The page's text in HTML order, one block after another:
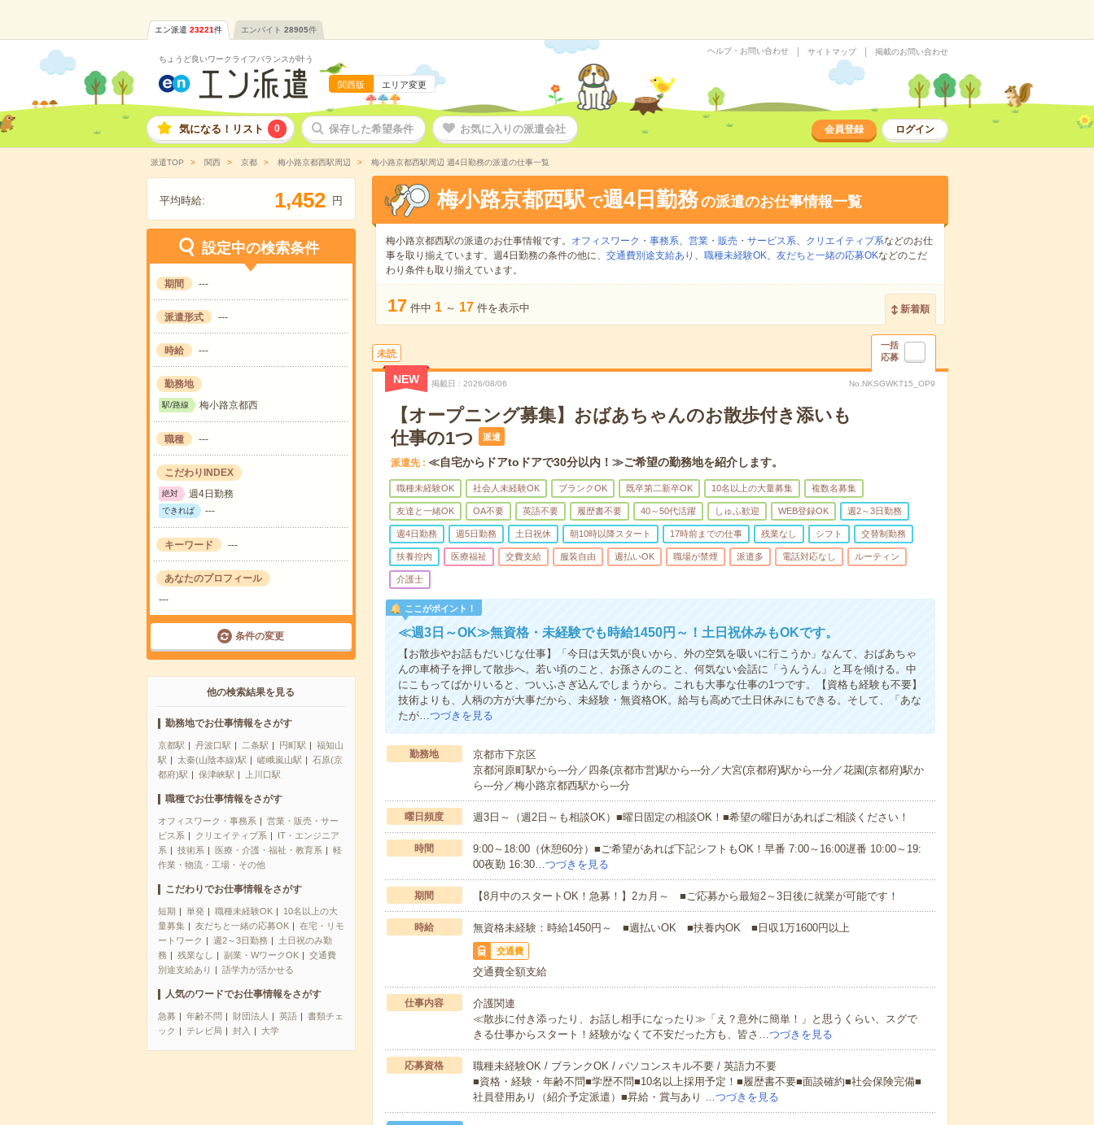
エン派遣 23221件 エンバイト 28905件
ちょうど良いワークライフバランスが叶う
関西版 エリア変更
ヘルプ・お問い合わせ サイトマップ 掲載のお問い合わせ
気になる！リスト 0 保存した希望条件 お気に入りの派遣会社 会員登録 ログイン
派遣TOP 関西 京都 梅小路京都西駅周辺 梅小路京都西駅周辺 週4日勤務の派遣の仕事一覧
平均時給: 1,452 円
設定中の検索条件
期間 ---
派遣形式 ---
時給 ---
勤務地
駅/路線 梅小路京都西
職種 ---
こだわりINDEX
絶対 週4日勤務
できれば ---
キーワード ---
あなたのプロフィール
---
条件の変更
他の検索結果を見る
勤務地でお仕事情報をさがす
京都駅 丹波口駅 二条駅 円町駅
福知山
駅
太秦(山陰本線)駅 嵯峨嵐山駅
石原(京
都府)駅
保津峡駅 上川口駅
職種でお仕事情報をさがす
オフィスワーク・事務系
営業・販売・サー
ビス系
クリエイティブ系
IT・エンジニア
系
技術系 医療・介護・福祉・教育系
軽
作業・物流・工場・その他
こだわりでお仕事情報をさがす
短期 単発 職種未経験OK
10名以上の大
量募集
友だちと一緒の応募OK
在宅・リモ
ートワーク
週2～3日勤務
土日祝のみ勤
務
残業なし 副業・WワークOK
交通費
別途支給あり
語学力が活かせる
人気のワードでお仕事情報をさがす
急募 年齢不問 財団法人 英語
書類チェ
ック
テレビ局 封入 大学
梅小路京都西駅 で週4日勤務の派遣のお仕事情報一覧
梅小路京都西駅の派遣のお仕事情報です。 オフィスワーク・事務系、 営業・販売・サービス系、 クリエイティブ系などのお仕
事を取り揃えています。週4日勤務の条件の他に、 交通費別途支給あり 、 職種未経験OK、 友だちと一緒の応募OKなどのこだ
わり条件も取り揃えています。
17 件中 1 ～ 17 件を表示中 新着順
未読
一括
応募
NEW 掲載日 2026/08/06 No.NKSGWKT15_OP9
【オープニング募集】おばあちゃんのお散歩付き添いも
仕事の1つ
派遣
派遣先 ≪自宅からドアtoドアで30分以内！≫ご希望の勤務地を紹介します。
職種未経験OK 社会人未経験OK ブランクOK 既卒第二新卒OK 10名以上の大量募集 複数名募集
友達と一緒OK OA不要 英語不要 履歴書不要 40～50代活躍 しゅふ歓迎 WEB登録OK 週2～3日勤務
週4日勤務 週5日勤務 土日祝休 朝10時以降スタート 17時前までの仕事 残業なし シフト 交替制勤務
扶養控内 医療福祉 交費支給 服装自由 週払いOK 職場が禁煙 派遣多 電話対応なし ルーティン
介護士
ここがポイント！
≪週3日～OK≫無資格・未経験でも時給1450円～！土日祝休みもOKです。
【お散歩やお話もだいじな仕事】「今日は天気が良いから、外の空気を吸いに行こうか」なんて、おばあちゃ
んの車椅子を押して散歩へ。若い頃のこと、お孫さんのこと、何気ない会話に「うんうん」と耳を傾ける。中
にこもってばかりいると、ついふさぎ込んでしまうから。これも大事な仕事の1つです。【資格も経験も不要】
技術よりも、人柄の方が大事だから、未経験・無資格OK。給与も高めで土日休みにもできる。そして、「あな
たが…つづきを見る
勤務地
京都市下京区
京都河原町駅から---分／四条(京都市営)駅から---分／大宮(京都府)駅から---分／花園(京都府)駅か
ら---分／梅小路京都西駅から---分
曜日頻度 週3日～（週2日～も相談OK）■曜日固定の相談OK！■希望の曜日があればご相談ください！
時間
9:00～18:00（休憩60分）■ご希望があれば下記シフトもOK！早番 7:00～16:00遅番 10:00～19:
00夜勤 16:30…つづきを見る
期間 【8月中のスタートOK！急募！】2カ月～ ■ご応募から最短2～3日後に就業が可能です！
時給 無資格未経験：時給1450円～ ■週払いOK ■扶養内OK ■日収1万1600円以上
交通費
交通費全額支給
仕事内容
介護関連
≪散歩に付き添ったり、お話し相手になったり≫「え？意外に簡単！」と思うくらい、スグで
きる仕事からスタート！経験がなくて不安だった方も、皆さ…つづきを見る
応募資格
職種未経験OK / ブランクOK / パソコンスキル不要 / 英語力不要
■資格・経験・年齢不問■学歴不問■10名以上採用予定！■履歴書不要■面談確約■社会保険完備■
社員登用あり（紹介予定派遣）■昇給・賞与あり …つづきを見る